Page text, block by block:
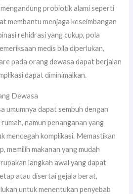
probiotik alami seperti
membantu menjaga keseimbangan
rehidrasi yang cukup, pola
medis bila diperlukan,
pada orang dewasa dapat berjalan
dapat diminimalkan.
Dewasa
umumnya dapat sembuh dengan
namun penanganan yang
mencegah komplikasi. Memastikan
memilih makanan yang mudah
langkah awal yang dapat
atau disertai gejala berat,
untuk menentukan penyebab